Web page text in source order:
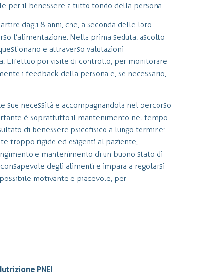
per il benessere a tutto tondo della persona.
dagli 8 anni, che, a seconda delle loro
l’alimentazione. Nella prima seduta, ascolto
e attraverso valutazioni
Effettuo poi visite di controllo, per monitorare
i feedback della persona e, se necessario,
necessità e accompagnandola nel percorso
è soprattutto il mantenimento nel tempo
di benessere psicofisico a lungo termine:
troppo rigide ed esigenti al paziente,
e mantenimento di un buono stato di
degli alimenti e impara a regolarsi
motivante e piacevole, per
PNEI